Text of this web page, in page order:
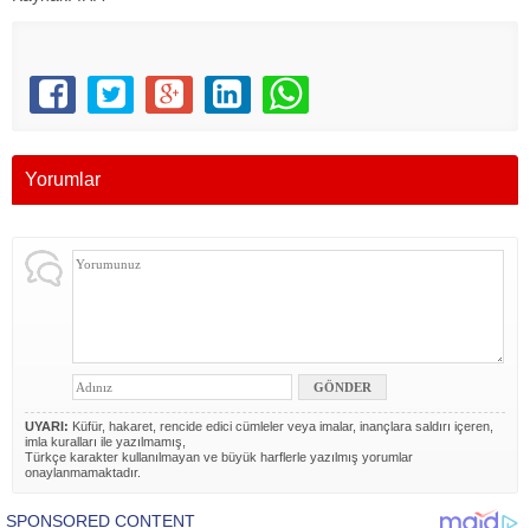
Yorumlar
UYARI: Küfür, hakaret, rencide edici cümleler veya imalar, inançlara saldırı içeren,
imla kuralları ile yazılmamış,
Türkçe karakter kullanılmayan ve büyük harflerle yazılmış yorumlar
onaylanmamaktadır.